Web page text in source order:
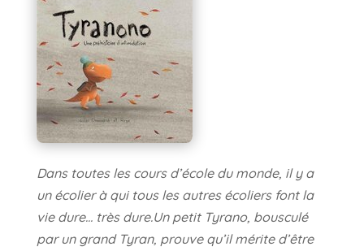
Dans toutes les cours d’école du monde, il y a
un écolier à qui tous les autres écoliers font la
vie dure… très dure.Un petit Tyrano, bousculé
par un grand Tyran, prouve qu’il mérite d’être